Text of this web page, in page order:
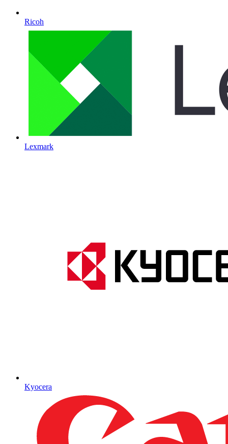
Ricoh
Lexmark
Kyocera